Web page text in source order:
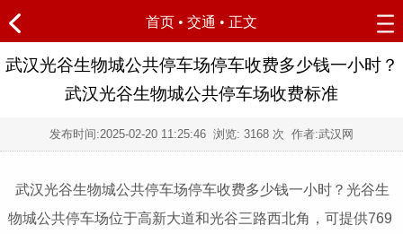
首页 • 交通 • 正文
武汉光谷生物城公共停车场停车收费多少钱一小时？
武汉光谷生物城公共停车场收费标准
发布时间:2025-02-20 11:25:46 浏览: 3168 次 作者:武汉网
武汉光谷生物城公共停车场停车收费多少钱一小时？光谷生
物城公共停车场位于高新大道和光谷三路西北角，可提供769